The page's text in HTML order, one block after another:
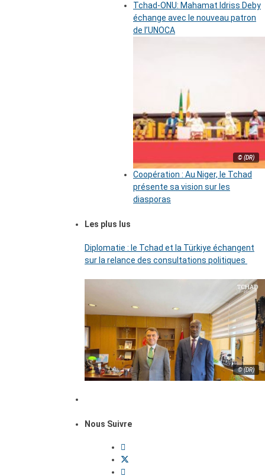
Tchad-ONU: Mahamat Idriss Deby
échange avec le nouveau patron
de l’UNOCA
© (DR)
Coopération : Au Niger, le Tchad
présente sa vision sur les
diasporas
Les plus lus
Diplomatie : le Tchad et la Türkiye échangent
sur la relance des consultations politiques
© (DR)
Nous Suivre